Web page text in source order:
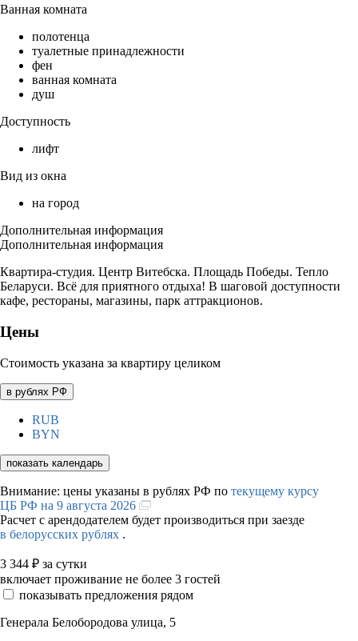
Ванная комната
полотенца
туалетные принадлежности
фен
ванная комната
душ
Доступность
лифт
Вид из окна
на город
Дополнительная информация
Дополнительная информация
Квартира-студия. Центр Витебска. Площадь Победы. Тепло
Беларуси. Всё для приятного отдыха! В шаговой доступности
кафе, рестораны, магазины, парк аттракционов.
Цены
Стоимость указана за квартиру целиком
в рублях РФ
RUB
BYN
показать календарь
Внимание: цены указаны в рублях РФ по текущему курсу
ЦБ РФ на 9 августа 2026
Расчет с арендодателем будет производиться при заезде
в белорусских рублях .
3 344 ₽ за сутки
включает проживание не более 3 гостей
показывать предложения рядом
Генерала Белобородова улица, 5